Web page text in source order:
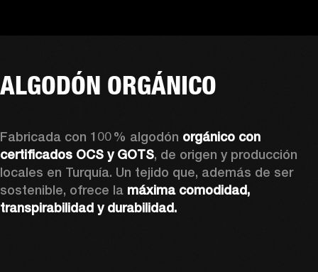
ALGODÓN ORGÁNICO
Fabricada con 100 % algodón orgánico con
certificados OCS y GOTS, de origen y producción
locales en Turquía. Un tejido que, además de ser
sostenible, ofrece la máxima comodidad,
transpirabilidad y durabilidad.